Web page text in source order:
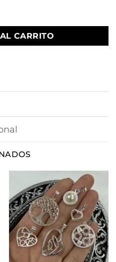
cantidad
CARRITO